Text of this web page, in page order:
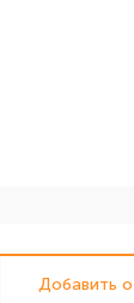
Добавить